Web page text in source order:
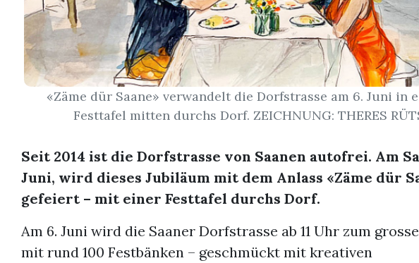
«Zäme dür Saane» verwandelt die Dorfstrasse am 6. Juni in
Festtafel mitten durchs Dorf. ZEICHNUNG: THERES
Seit 2014 ist die Dorfstrasse von Saanen autofrei. Am
Juni, wird dieses Jubiläum mit dem Anlass «Zäme dür
gefeiert – mit einer Festtafel durchs Dorf.
Am 6. Juni wird die Saaner Dorfstrasse ab 11 Uhr zum
mit rund 100 Festbänken – geschmückt mit kreativen